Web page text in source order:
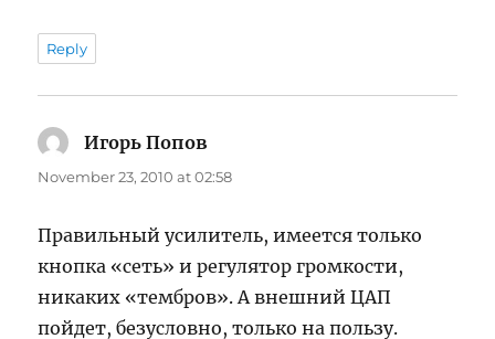
Reply
Игорь Попов
November 23, 2010 at 02:58
Правильный усилитель, имеется только
кнопка «сеть» и регулятор громкости,
никаких «тембров». А внешний ЦАП
пойдет, безусловно, только на пользу.